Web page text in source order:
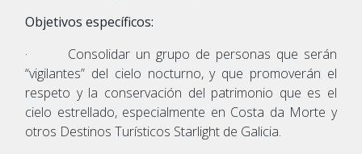
Objetivos específicos:
· Consolidar un grupo de personas que serán
“vigilantes” del cielo nocturno, y que promoverán el
respeto y la conservación del patrimonio que es el
cielo estrellado, especialmente en Costa da Morte y
otros Destinos Turísticos Starlight de Galicia.